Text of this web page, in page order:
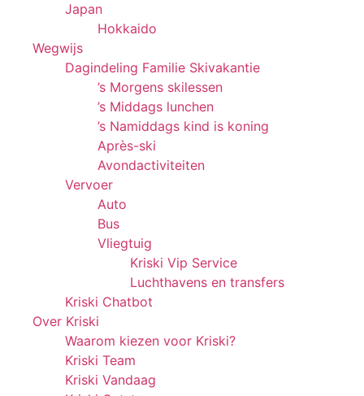
Japan
Hokkaido
Wegwijs
Dagindeling Familie Skivakantie
’s Morgens skilessen
’s Middags lunchen
’s Namiddags kind is koning
Après-ski
Avondactiviteiten
Vervoer
Auto
Bus
Vliegtuig
Kriski Vip Service
Luchthavens en transfers
Kriski Chatbot
Over Kriski
Waarom kiezen voor Kriski?
Kriski Team
Kriski Vandaag